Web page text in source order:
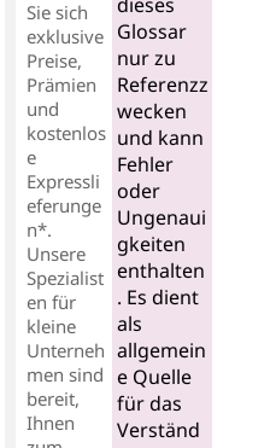
Sie sich
exklusive
Preise,
Prämien
und
kostenlos
e
Expressli
eferunge
n*.
Unsere
Spezialist
en für
kleine
Unterneh
men sind
bereit,
Ihnen
dieses
Glossar
nur zu
Referenzz
wecken
und kann
Fehler
oder
Ungenaui
gkeiten
enthalten
. Es dient
als
allgemein
e Quelle
für das
Verständ